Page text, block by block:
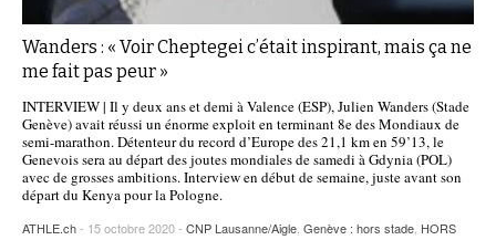
Wanders : « Voir Cheptegei c’était inspirant, mais ça ne
me fait pas peur »
INTERVIEW | Il y deux ans et demi à Valence (ESP), Julien Wanders (Stade
Genève) avait réussi un énorme exploit en terminant 8e des Mondiaux de
semi-marathon. Détenteur du record d’Europe des 21,1 km en 59’13, le
Genevois sera au départ des joutes mondiales de samedi à Gdynia (POL)
avec de grosses ambitions. Interview en début de semaine, juste avant son
départ du Kenya pour la Pologne.
ATHLE.ch- 15 octobre 2020 - CNP Lausanne/Aigle Genève : hors stade HORS